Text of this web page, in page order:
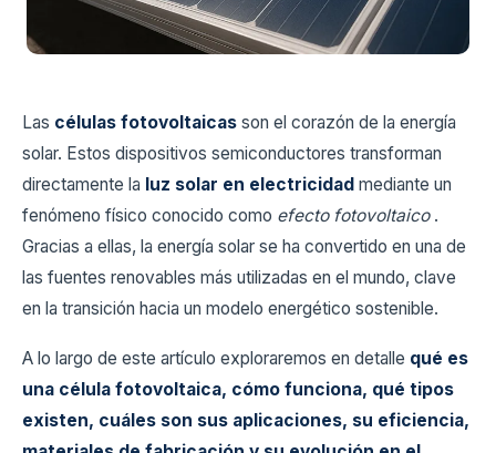
Las células fotovoltaicas son el corazón de la energía
solar. Estos dispositivos semiconductores transforman
directamente la luz solar en electricidad mediante un
fenómeno físico conocido como efecto fotovoltaico .
Gracias a ellas, la energía solar se ha convertido en una de
las fuentes renovables más utilizadas en el mundo, clave
en la transición hacia un modelo energético sostenible.
A lo largo de este artículo exploraremos en detalle qué es
una célula fotovoltaica, cómo funciona, qué tipos
existen, cuáles son sus aplicaciones, su eficiencia,